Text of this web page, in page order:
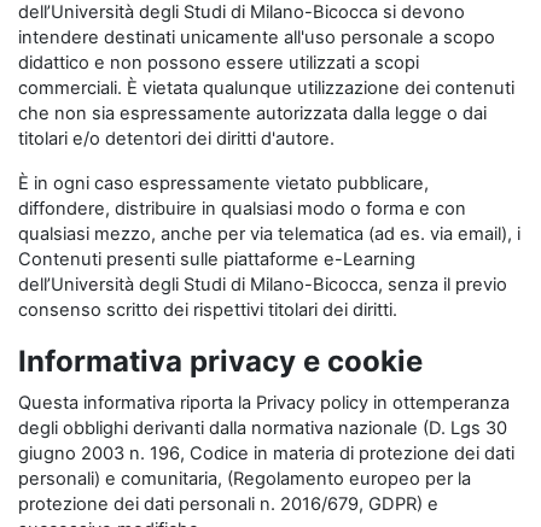
dell’Università degli Studi di Milano-Bicocca si devono
intendere destinati unicamente all'uso personale a scopo
didattico e non possono essere utilizzati a scopi
commerciali. È vietata qualunque utilizzazione dei contenuti
che non sia espressamente autorizzata dalla legge o dai
titolari e/o detentori dei diritti d'autore.
È in ogni caso espressamente vietato pubblicare,
diffondere, distribuire in qualsiasi modo o forma e con
qualsiasi mezzo, anche per via telematica (ad es. via email), i
Contenuti presenti sulle piattaforme e-Learning
dell’Università degli Studi di Milano-Bicocca, senza il previo
consenso scritto dei rispettivi titolari dei diritti.
Informativa privacy e cookie
Questa informativa riporta la Privacy policy in ottemperanza
degli obblighi derivanti dalla normativa nazionale (D. Lgs 30
giugno 2003 n. 196, Codice in materia di protezione dei dati
personali) e comunitaria, (Regolamento europeo per la
protezione dei dati personali n. 2016/679, GDPR) e